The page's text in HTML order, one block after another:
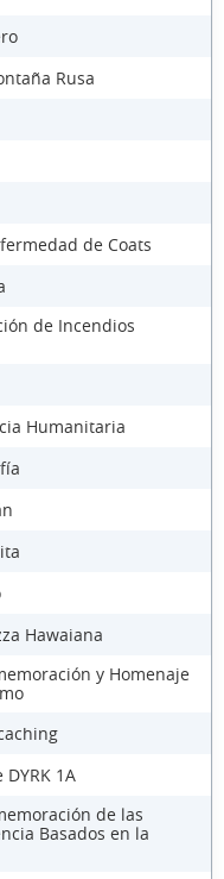
Rusa
de Coats
de Incendios
Humanitaria
Hawaiana
y Homenaje
1A
de las
Basados en la